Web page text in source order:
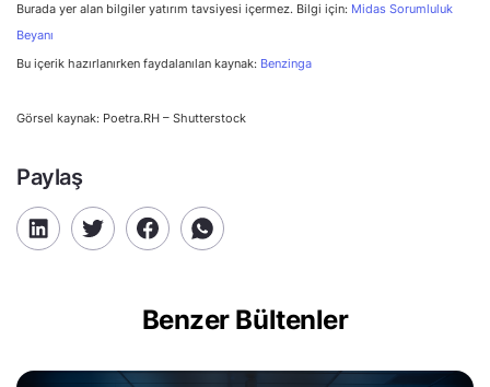
Burada yer alan bilgiler yatırım tavsiyesi içermez. Bilgi için: Midas Sorumluluk
Beyanı
Bu içerik hazırlanırken faydalanılan kaynak: Benzinga
Görsel kaynak: Poetra.RH – Shutterstock
Paylaş
Benzer Bültenler